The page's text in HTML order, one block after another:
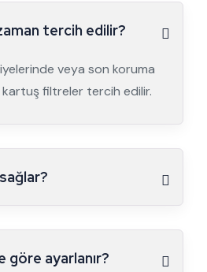
tercih edilir?
veya son koruma
kartuş filtreler tercih edilir.
göre ayarlanır?